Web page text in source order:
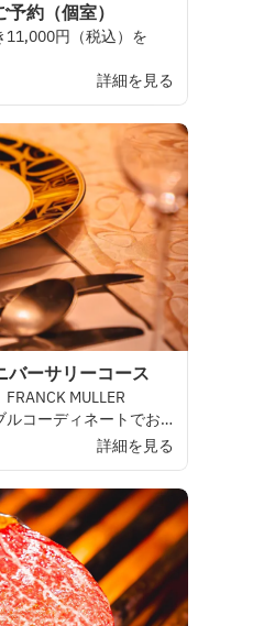
予約（個室）
11,000円 （税込）を
詳細を見る
バーサリーコース
FRANCK MULLER
ルコーディネートでお
また、デザートとご一
ただきます。
と記念日に変わる」を
STEAKHOUSEで、
ご利用くださいませ。
詳細を見る